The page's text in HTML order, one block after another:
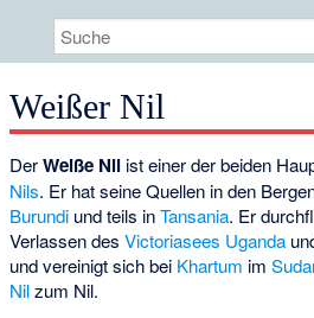
Weißer Nil
DerWeiße Nil ist einer der beiden
Nils. Er hat seine Quellen in den
Burundi und teils inTansania. Er
Verlassen desVictoriasees Uganda
und vereinigt sich bei Khartum im
Nilzum Nil.